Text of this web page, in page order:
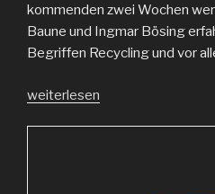
kommenden zwei Wochen
Baune und Ingmar Bösing
Begriffen Recycling und vor
„Aus
weiterlesen